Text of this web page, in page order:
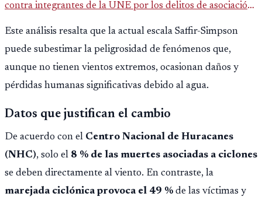
contra integrantes de la UNE por los delitos de asociación
ilícita, terrorismo y sedición.
Este análisis resalta que la actual escala Saffir-Simpson
puede subestimar la peligrosidad de fenómenos que,
aunque no tienen vientos extremos, ocasionan daños y
pérdidas humanas significativas debido al agua.
Datos que justifican el cambio
De acuerdo con el Centro Nacional de Huracanes
(NHC), solo el 8 % de las muertes asociadas a ciclones
se deben directamente al viento. En contraste, la
marejada ciclónica provoca el 49 % de las víctimas y